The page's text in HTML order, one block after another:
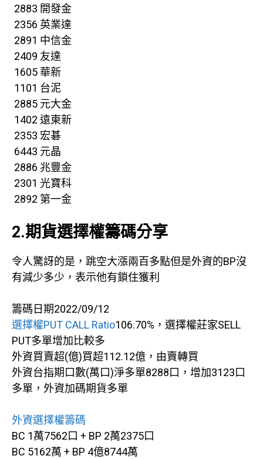
2883 開發金
2356 英業達
2891 中信金
2409 友達
1605 華新
1101 台泥
2885 元大金
1402 遠東新
2353 宏碁
6443 元晶
2886 兆豐金
2301 光寶科
2892 第一金
2.期貨選擇權籌碼分享
令人驚訝的是，跳空大漲兩百多點但是外資的BP沒
有減少多少，表示他有鎖住獲利
籌碼日期2022/09/12
選擇權PUT CALL Ratio106.70%，選擇權莊家SELL
PUT多單增加比較多
外資買賣超(億)買超112.12億，由賣轉買
外資台指期口數(萬口)淨多單8288口，增加3123口
多單，外資加碼期貨多單
外資選擇權籌碼
BC 1萬7562口 + BP 2萬2375口
BC 5162萬 + BP 4億8744萬